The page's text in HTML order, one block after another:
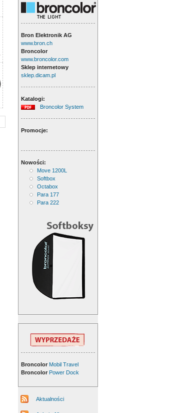
Bron Elektronik AG
www.bron.ch
Broncolor
www.broncolor.com
Sklep internetowy
sklep.dicam.pl
Katalogi:
Broncolor System
Promocje:
Nowości:
Move 1200L
Softbox
Octabox
Para 177
Para 222
Broncolor Mobil Travel
Broncolor Power Dock
Aktualności